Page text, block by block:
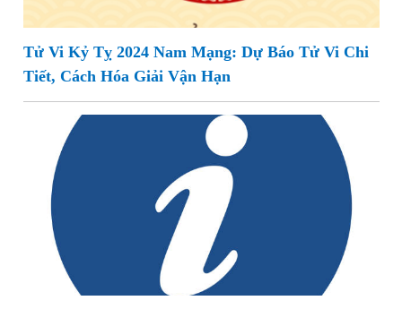
Tử Vi Kỷ Tỵ 2024 Nam Mạng: Dự Báo Tử Vi Chi
Tiết, Cách Hóa Giải Vận Hạn